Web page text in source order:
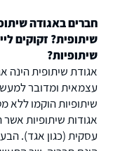
המשפט המסחרי,
חברים באגודה
שיתופית? זקוקים
שיתופיות?
אגודת שיתופית הינה
עצמאית ומדובר
שיתופיות הוקמו ללא
אגודות שיתופיות
עסקית (כגון אגד).